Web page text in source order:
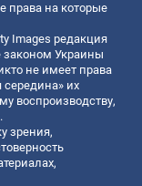
права на которые
Images редакция
Украины
не имеет права
их
воспроизводству,
зрения,